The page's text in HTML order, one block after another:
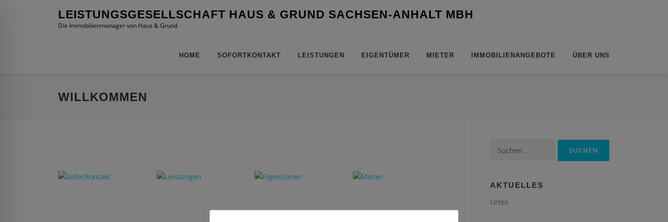
LEISTUNGSGESELLSCHAFT HAUS & GRUND SACHSEN-ANHALT MBH
Die Immobilienmanager von Haus & Grund
HOME SOFORTKONTAKT LEISTUNGEN EIGENTÜMER MIETER IMMOBILIENANGEBOTE ÜBER UNS
WILLKOMMEN
Suchen
nach:
AKTUELLES
Urteil